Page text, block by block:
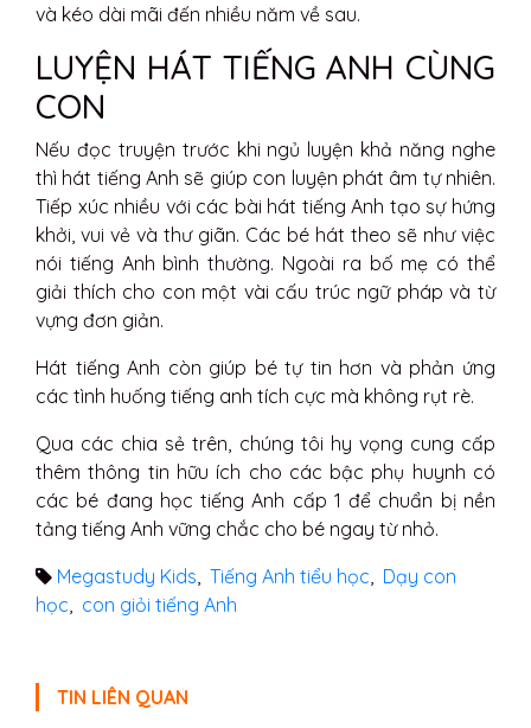
và kéo dài mãi đến nhiều năm về sau.
LUYỆN HÁT TIẾNG ANH CÙNG
CON
Nếu đọc truyện trước khi ngủ luyện khả năng nghe
thì hát tiếng Anh sẽ giúp con luyện phát âm tự nhiên.
Tiếp xúc nhiều với các bài hát tiếng Anh tạo sự hứng
khởi, vui vẻ và thư giãn. Các bé hát theo sẽ như việc
nói tiếng Anh bình thường. Ngoài ra bố mẹ có thể
giải thích cho con một vài cấu trúc ngữ pháp và từ
vựng đơn giản.
Hát tiếng Anh còn giúp bé tự tin hơn và phản ứng
các tình huống tiếng anh tích cực mà không rụt rè.
Qua các chia sẻ trên, chúng tôi hy vọng cung cấp
thêm thông tin hữu ích cho các bậc phụ huynh có
các bé đang học tiếng Anh cấp 1 để chuẩn bị nền
tảng tiếng Anh vững chắc cho bé ngay từ nhỏ.
Megastudy Kids, Tiếng Anh tiểu học, Dạy con
học, con giỏi tiếng Anh
TIN LIÊN QUAN